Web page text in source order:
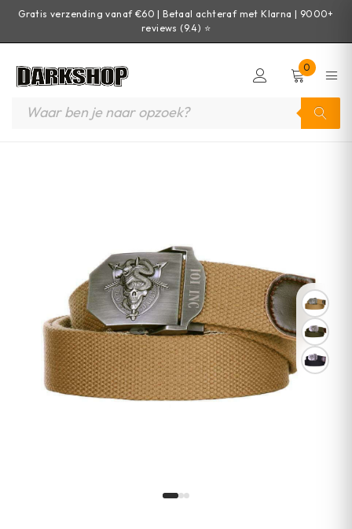
Gratis verzending vanaf €60 | Betaal achteraf met Klarna | 9000+
reviews (9.4) ⭐
0